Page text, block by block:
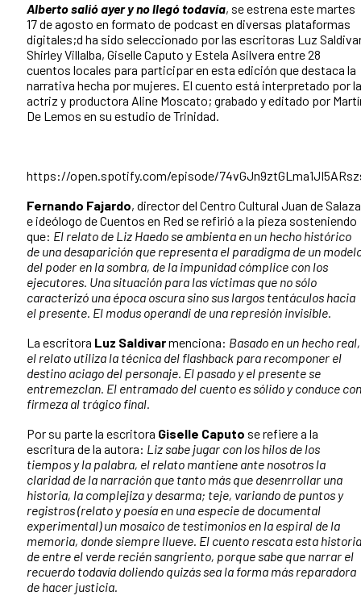
Alberto salió ayer y no llegó todavía, se estrena este martes
17 de agosto en formato de podcast en diversas plataformas
digitales;d ha sido seleccionado por las escritoras Luz
Shirley Villalba, Giselle Caputo y Estela Asilvera entre 28
cuentos locales para participar en esta edición que destaca la
narrativa hecha por mujeres. El cuento está interpretado por la
actriz y productora Aline Moscato; grabado y editado por
De Lemos en su estudio de Trinidad.
https://open.spotify.com/episode/
Fernando Fajardo, director del Centro Cultural Juan de
e ideólogo de Cuentos en Red se refirió a la pieza sosteniendo
que: El relato de Liz Haedo se ambienta en un hecho histórico
de una desaparición que representa el paradigma de un
del poder en la sombra, de la impunidad cómplice con los
ejecutores. Una situación para las víctimas que no sólo
caracterizó una época oscura sino sus largos tentáculos hacia
el presente. El modus operandi de una represión invisible.
La escritora Luz Saldivarmenciona: Basado en un hecho real,
el relato utiliza la técnica del flashback para recomponer el
destino aciago del personaje. El pasado y el presente se
entremezclan. El entramado del cuento es sólido y conduce con
firmeza al trágico final.
Por su parte la escritora Giselle Caputo se refiere a la
escritura de la autora: Liz sabe jugar con los hilos de los
tiempos y la palabra, el relato mantiene ante nosotros la
claridad de la narración que tanto más que desenrrollar una
historia, la complejiza y desarma; teje, variando de puntos y
registros (relato y poesía en una especie de documental
experimental) un mosaico de testimonios en la espiral de la
memoria, donde siempre llueve. El cuento rescata esta historia
de entre el verde recién sangriento, porque sabe que narrar el
recuerdo todavía doliendo quizás sea la forma más reparadora
de hacer justicia.